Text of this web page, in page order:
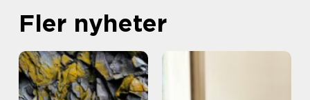
Fler nyheter